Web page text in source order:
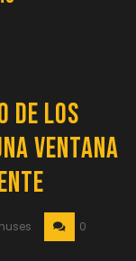
de los
Ventana
0